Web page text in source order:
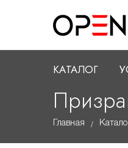
КАТАЛОГ
Главная /